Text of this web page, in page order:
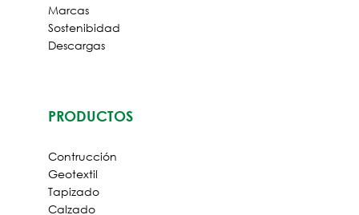
LOGIN
Marcas
Sostenibidad
Descargas
PRODUCTOS
Contrucción
Geotextil
Tapizado
Calzado